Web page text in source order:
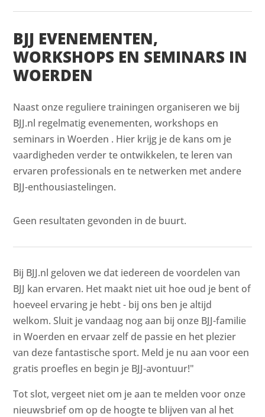
BJJ EVENEMENTEN,
WORKSHOPS EN SEMINARS IN
WOERDEN
Naast onze reguliere trainingen organiseren we bij
BJJ.nl regelmatig evenementen, workshops en
seminars in Woerden . Hier krijg je de kans om je
vaardigheden verder te ontwikkelen, te leren van
ervaren professionals en te netwerken met andere
BJJ-enthousiastelingen.
Geen resultaten gevonden in de buurt.
Bij BJJ.nl geloven we dat iedereen de voordelen van
BJJ kan ervaren. Het maakt niet uit hoe oud je bent of
hoeveel ervaring je hebt - bij ons ben je altijd
welkom. Sluit je vandaag nog aan bij onze BJJ-familie
in Woerden en ervaar zelf de passie en het plezier
van deze fantastische sport. Meld je nu aan voor een
gratis proefles en begin je BJJ-avontuur!"
Tot slot, vergeet niet om je aan te melden voor onze
nieuwsbrief om op de hoogte te blijven van al het